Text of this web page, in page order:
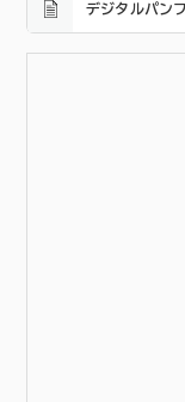
デジタルパン